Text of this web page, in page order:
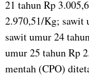
21 tahun Rp
2.970,51/Kg; sawit
sawit umur 24
umur 25 tahun Rp
mentah (CPO)